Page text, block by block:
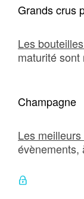
Grands crus
Les
maturité
Champagne
Les
évènements,